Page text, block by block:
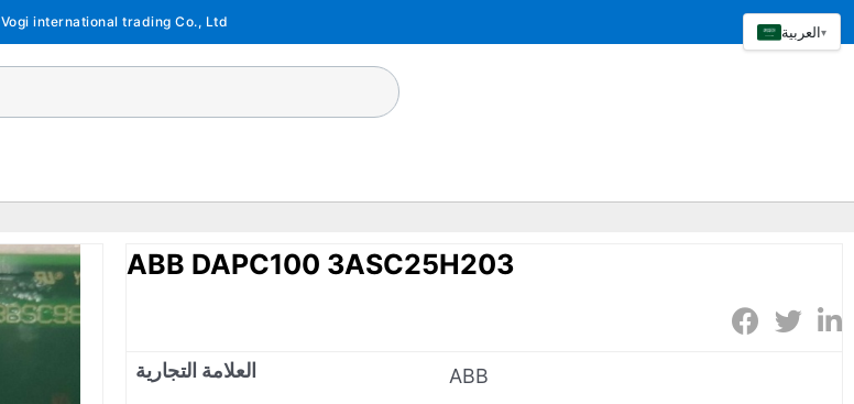
Vogi international trading Co., Ltd
ABB DAPC100 3ASC25H203
العلامة التجارية
ABB
العربية▾